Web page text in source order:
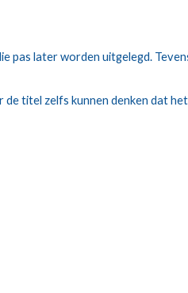
pas later worden uitgelegd.
titel zelfs kunnen denken dat